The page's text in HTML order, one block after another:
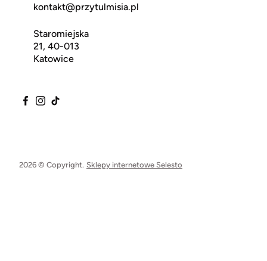
kontakt@przytulmisia.pl
Staromiejska
21, 40-013
Katowice
2026 © Copyright. Sklepy internetowe Selesto